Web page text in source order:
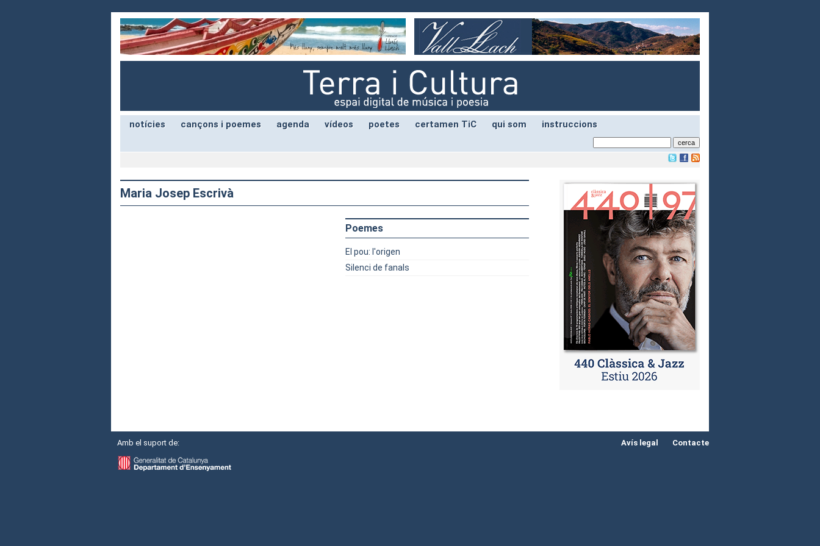
notícies cançons i poemes agenda vídeos poetes certamen TiC qui som instruccions
Maria Josep Escrivà
Poemes
El pou: l'origen
Silenci de fanals
Amb el suport de: Avís legal Contacte